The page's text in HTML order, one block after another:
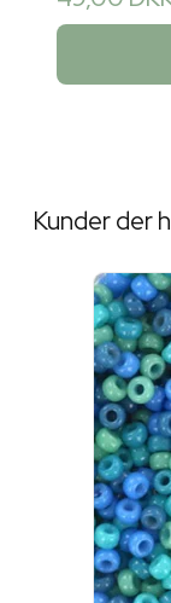
Kunder der